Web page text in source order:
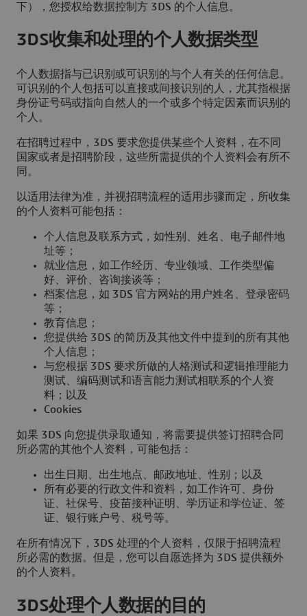
下），您授权给数据控制方 3DS 的个人信息。
3DS收集和处理的个人数据类型
个人数据指与已识别或可识别的与个人有关的任何信息。
可识别的个人包括可以直接或间接识别的人，尤其指根据
身份证号码或指向自然人的一个或多个特定因素而识别的
个人。
在招聘过程中，3DS 要求您提供某些个人资料，在不同
国家或者是招聘阶段，这些所需提供的个人资料会有所不
同。
以适用法律为准，并视招聘流程的适用步骤而定，所收集
的个人资料可能包括：
个人信息及联系方式，如性别、姓名、电子邮件地
址等；
就业信息，如工作经历、专业领域、工作类型偏
好、评价、咨询接谈等；
档案信息，如 3DS 官方网站的用户姓名、登录密码
等；
教育信息；
您提供给 3DS 的简历及其他文件中提到的所有其他
个人信息；
与您根据 3DS 要求所做的人格测试和逻辑推理能力
测试、编码测试和语言能力测试相联系的个人资
料；以及
Cookies
如果 3DS 向您提供录取通知，将需要提供签订招聘合同
所必需的其他个人资料，可能包括：
出生日期、出生地点、邮政地址、性别；以及
所有必要的行政文件和资料，如工作许可、身份
证、社保号、疫苗接种证明、学历证和学位证、签
证、银行账户号、税号等。
在所有情况下，3DS 处理的个人资料，仅限于招聘流程
所必需的数据。但是，您可以自愿选择为 3DS 提供额外
的个人资料。
3DS处理个人数据的目的